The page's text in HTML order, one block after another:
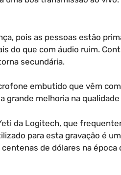
pois as pessoas estão
do que com áudio ruim.
secundária.
embutido que vêm
melhoria na qualidade
da Logitech, que
para esta gravação é
de dólares na época